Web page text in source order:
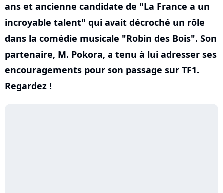
ans et ancienne candidate de "La France a un
incroyable talent" qui avait décroché un rôle
dans la comédie musicale "Robin des Bois". Son
partenaire, M. Pokora, a tenu à lui adresser ses
encouragements pour son passage sur TF1.
Regardez !